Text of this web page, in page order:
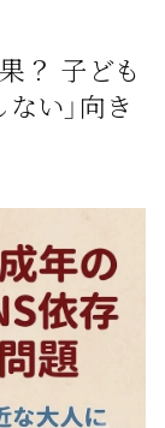
？ 子ども
い」向き